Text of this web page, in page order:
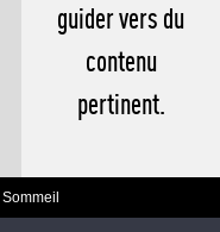
guider vers du
contenu
pertinent.